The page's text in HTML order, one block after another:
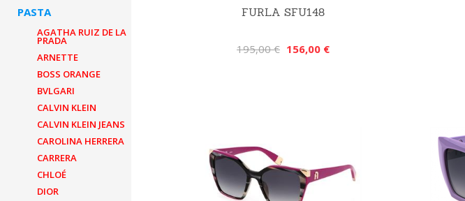
PASTA
AGATHA RUIZ DE LA
PRADA
ARNETTE
BOSS ORANGE
BVLGARI
CALVIN KLEIN
CALVIN KLEIN JEANS
CAROLINA HERRERA
CARRERA
CHLOÉ
DIOR
FURLA SFU148
195,00 € 156,00 €